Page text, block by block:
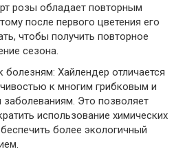
розы обладает повторным
после первого цветения его
чтобы получить повторное
сезона.
болезням: Хайлендер отличается
к многим грибковым и
Это позволяет
использование химических
более экологичный